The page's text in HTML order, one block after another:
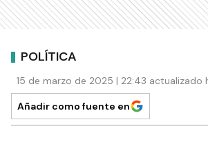
POLÍTICA
15 de marzo de 2025 | 22:43 actualizado
Añadir como fuente en